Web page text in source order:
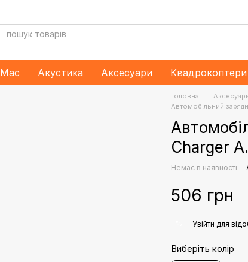
Mac Акустика Аксесуари Квадрокоптери
Головна
Автомобільний
Charger
Немає в наявності
506 грн
Увійти для
Виберіть колір